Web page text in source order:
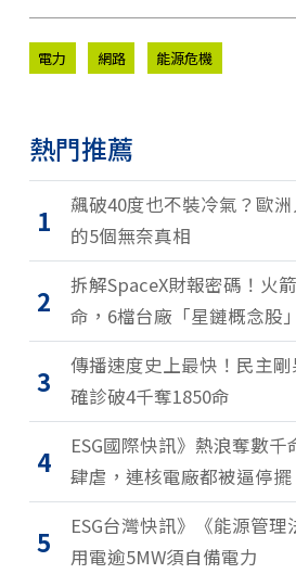
電力 網路 能源危機
熱門推薦
1
飆破40度也不裝冷氣？歐
的5個無奈真相
2
拆解SpaceX財報密碼！火
命，6檔台廠「星鏈概念股
3
傳播速度史上最快！民主剛
確診破4千奪1850命
4
ESG國際快訊》熱浪奪數千
肆虐，連核電廠都被逼停擺
5
ESG台灣快訊》《能源管
用電逾5MW須自備電力